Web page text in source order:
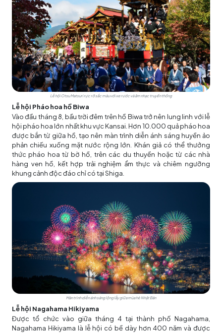
Lễ hội Otsu Matsuri rực rỡ sắc màu với xe rước và âm nhạc truyền thống
Lễ hội Pháo hoa hồ Biwa
Vào đầu tháng 8, bầu trời đêm trên hồ Biwa trở nên lung linh với lễ
hội pháo hoa lớn nhất khu vực Kansai. Hơn 10.000 quả pháo hoa
được bắn từ giữa hồ, tạo nên màn trình diễn ánh sáng huyền ảo
phản chiếu xuống mặt nước rộng lớn. Khán giả có thể thưởng
thức pháo hoa từ bờ hồ, trên các du thuyền hoặc từ các nhà
hàng ven hồ, kết hợp trải nghiệm ẩm thực và chiêm ngưỡng
khung cảnh độc đáo chỉ có tại Shiga.
Màn trình diễn ánh sáng lộng lẫy giữa mùa hè Nhật Bản
Lễ hội Nagahama Hikiyama
Được tổ chức vào giữa tháng 4 tại thành phố Nagahama,
Nagahama Hikiyama là lễ hội có bề dày hơn 400 năm và được